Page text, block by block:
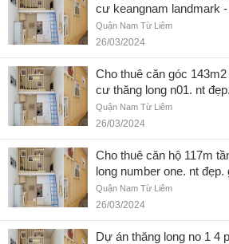
cư keangnam landmark -
Quận Nam Từ Liêm
26/03/2024
Cho thuê căn góc
cư thăng long n01. nt
Quận Nam Từ Liêm
26/03/2024
Cho thuê căn hộ 117m
long number one. nt đẹp.
0936031229
Quận Nam Từ Liêm
26/03/2024
Dự án thăng long no 1 4